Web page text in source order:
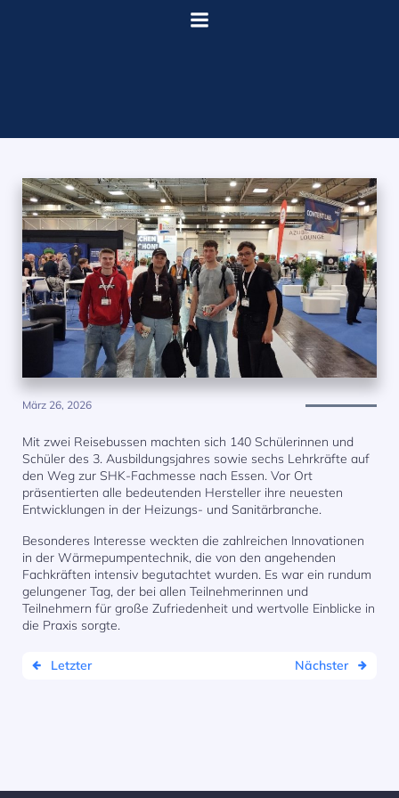
März 26, 2026
Mit zwei Reisebussen machten sich 140 Schülerinnen und
Schüler des 3. Ausbildungsjahres sowie sechs Lehrkräfte auf
den Weg zur SHK-Fachmesse nach Essen. Vor Ort
präsentierten alle bedeutenden Hersteller ihre neuesten
Entwicklungen in der Heizungs- und Sanitärbranche.
Besonderes Interesse weckten die zahlreichen Innovationen
in der Wärmepumpentechnik, die von den angehenden
Fachkräften intensiv begutachtet wurden. Es war ein rundum
gelungener Tag, der bei allen Teilnehmerinnen und
Teilnehmern für große Zufriedenheit und wertvolle Einblicke in
die Praxis sorgte.
Letzter Nächster